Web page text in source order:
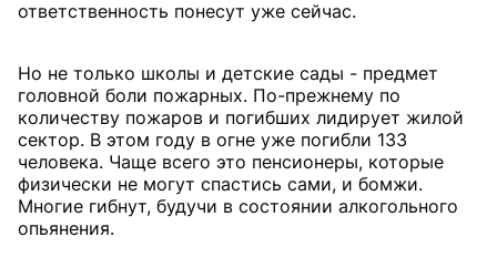
ответственность понесут уже сейчас.
Но не только школы и детские сады - предмет
головной боли пожарных. По-прежнему по
количеству пожаров и погибших лидирует жилой
сектор. В этом году в огне уже погибли 133
человека. Чаще всего это пенсионеры, которые
физически не могут спастись сами, и бомжи.
Многие гибнут, будучи в состоянии алкогольного
опьянения.